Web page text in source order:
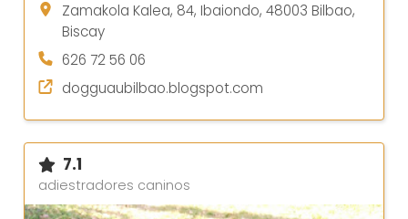
Zamakola Kalea, 84, Ibaiondo, 48003 Bilbao,
Biscay
626 72 56 06
dogguaubilbao.blogspot.com
7.1
adiestradores caninos